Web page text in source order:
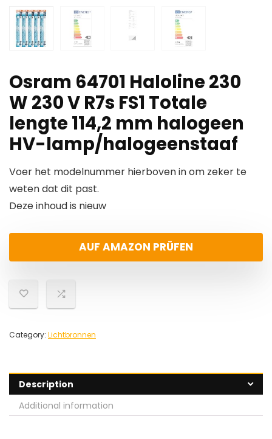
Osram 64701 Haloline 230
W 230 V R7s FS1 Totale
lengte 114,2 mm halogeen
HV-lamp/halogeenstaaf
Voer het modelnummer hierboven in om zeker te
weten dat dit past.
Deze inhoud is nieuw
AUF AMAZON PRÜFEN
Category: Lichtbronnen
Description
Additional information